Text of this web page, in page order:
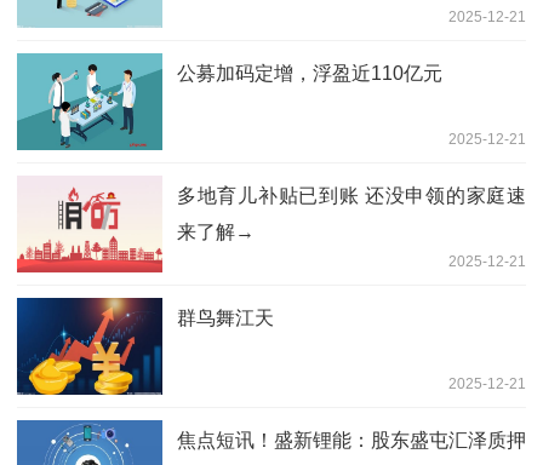
2025-12-21
公募加码定增，浮盈近110亿元
2025-12-21
多地育儿补贴已到账 还没申领的家庭速
来了解→
2025-12-21
群鸟舞江天
2025-12-21
焦点短讯！盛新锂能：股东盛屯汇泽质押